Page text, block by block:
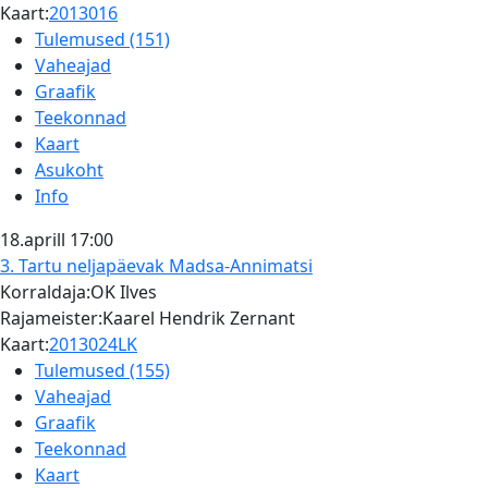
Kaart:2013016
Tulemused (151)
Vaheajad
Graafik
Teekonnad
Kaart
Asukoht
Info
18.aprill 17:00
3. Tartu neljapäevak Madsa-Annimatsi
Korraldaja:OK Ilves
Rajameister:Kaarel Hendrik Zernant
Kaart:2013024LK
Tulemused (155)
Vaheajad
Graafik
Teekonnad
Kaart